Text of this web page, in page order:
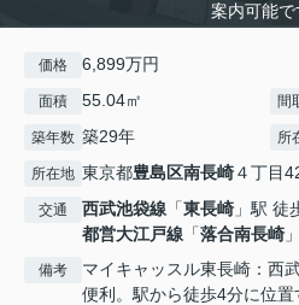
案内可能で
価格 6,899万円
面積 55.04㎡ 間
築年数 築29年 所
所在地 東京都豊島区南長崎４丁目
交通 西武池袋線 「東長崎 」駅 徒
都営大江戸線 「落合南長崎
備考
マイキャッスル東長崎：西
便利。駅から徒歩4分に位